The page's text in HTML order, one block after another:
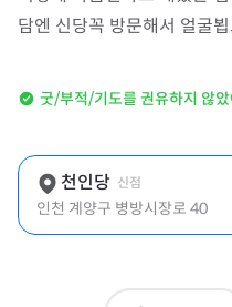
담엔 신당꼭 방문해서 얼굴
굿/부적/기도를 권유하지 않
천인당 신점
인천 계양구 병방시장로 40